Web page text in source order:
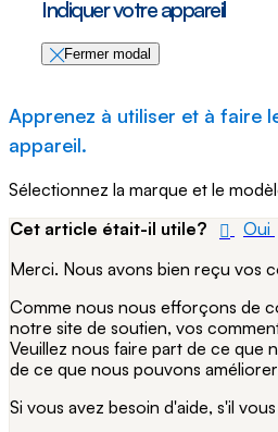
Indiquer votre appareil
Fermer modal
Apprenez à utiliser et à faire
appareil.
Sélectionnez la marque et le
Cet article était-il utile?
Oui
Merci. Nous avons bien reçu vos
Comme nous nous efforçons de
notre site de soutien, vos
Veuillez nous faire part de ce que
de ce que nous pouvons
Si vous avez besoin d'aide, s'il